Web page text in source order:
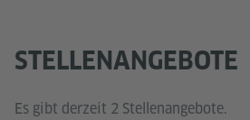
STELLENANGEBOTE
Es gibt derzeit 2 Stellenangebote.